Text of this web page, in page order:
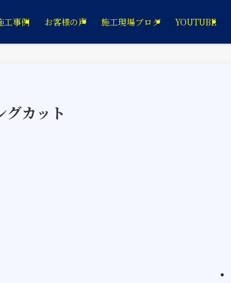
工事例 お客様の声 施工現場ブログ YOUTUBE
グカット